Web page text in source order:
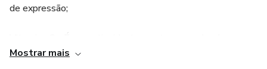
de expressão;
reverter os sinais do envelhecimento de pele, reduzindo
Mostrar mais